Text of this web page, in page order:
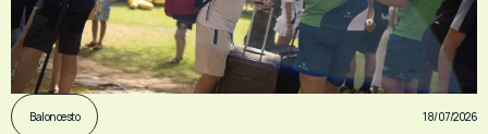
Baloncesto 18/07/2026